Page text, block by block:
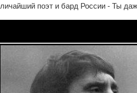
поэт и бард России - Ты